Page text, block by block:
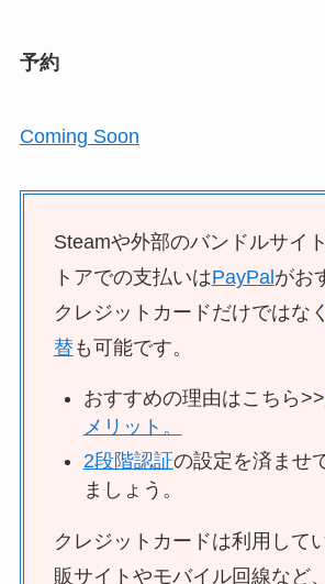
予約
Coming Soon
Steamや外部のバンドルサイ
トアでの支払いはPayPalがお
クレジットカードだけではなく
替も可能です。
おすすめの理由はこちら>>
メリット。
2段階認証の設定を済ませ
ましょう。
クレジットカードは利用して
販サイトやモバイル回線など